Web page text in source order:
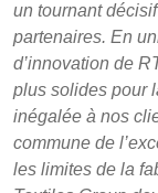
un tournant
partenaires. En
d’innovation de
plus solides pour
inégalée à nos
commune de
les limites de la